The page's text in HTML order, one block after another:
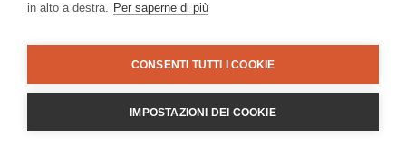
in alto a destra. Per saperne di più
CONSENTI TUTTI I COOKIE
IMPOSTAZIONI DEI COOKIE